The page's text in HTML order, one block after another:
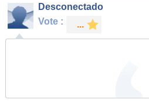
Desconectado
Vote :